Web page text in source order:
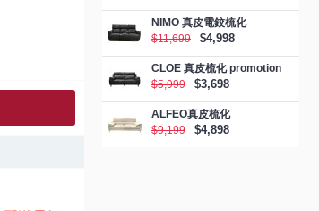
NIMO 真皮電鉸梳化
$11,699
$4,998
CLOE 真皮梳化 promotion
$5,999
$3,698
ALFEO真皮梳化
$9,199
$4,898